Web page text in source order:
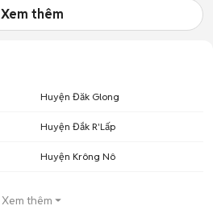
Xem thêm
Huyện Đăk Glong
Huyện Đắk R'Lấp
Huyện Krông Nô
Xem thêm